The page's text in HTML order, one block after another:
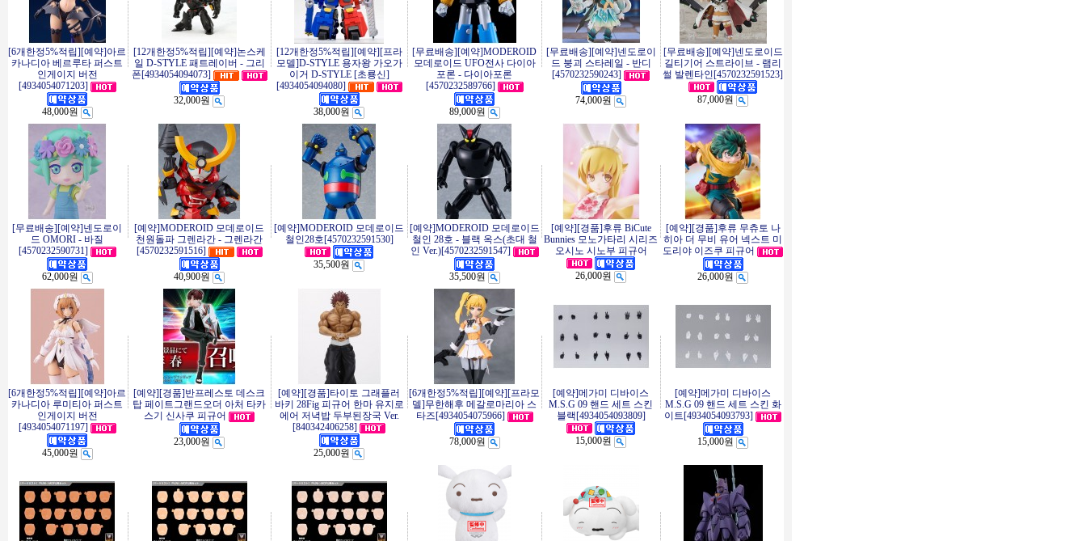
[6개한정5%적립][예약]아르
카나디아 베르루타 퍼스트
인게이지 버전
[4934054071203]
48,000원
[12개한정5%적립][예약]논스케
일 D-STYLE 패트레이버 - 그리
폰[4934054094073]
32,000원
[12개한정5%적립][예약][프라
모델]D-STYLE 용자왕 가오가
이거 D-STYLE [초룡신]
[4934054094080]
38,000원
[무료배송][예약]MODEROID
모데로이드 UFO전사 다이아
포론 - 다이아포론
[4570232589766]
89,000원
[무료배송][예약]넨도로이
드 붕괴 스타레일 - 반디
[4570232590243]
74,000원
[무료배송][예약]넨도로이드
길티기어 스트라이브 - 램리
썰 발렌타인[4570232591523]
87,000원
[무료배송][예약]넨도로이
드 OMORI - 바질
[4570232590731]
62,000원
[예약]MODEROID 모데로이드
천원돌파 그렌라간 - 그렌라간
[4570232591516]
40,900원
[예약]MODEROID 모데로이드
철인28호[4570232591530]
35,500원
[예약]MODEROID 모데로이드
철인 28호 - 블랙 옥스(초대 철
인 Ver.)[4570232591547]
35,500원
[예약][경품]후류 BiCute
Bunnies 모노가타리 시리즈
오시노 시노부 피규어
26,000원
[예약][경품]후류 무츄토 나
히아 더 무비 유어 넥스트 미
도리야 이즈쿠 피규어
26,000원
[6개한정5%적립][예약]아르
카나디아 루미티아 퍼스트
인게이지 버전
[4934054071197]
45,000원
[예약][경품]반프레스토 데스크
탑 페이트그랜드오더 아처 타카
스기 신사쿠 피규어
23,000원
[예약][경품]타이토 그래플러
바키 28Fig 피규어 한마 유지로
에어 저녁밥 두부된장국 Ver.
[840342406258]
25,000원
[6개한정5%적립][예약][프라모
델]무한해후 메갈로마리아 스
타즈[4934054075966]
78,000원
[예약]메가미 디바이스
M.S.G 09 핸드 세트 스킨
블랙[4934054093809]
15,000원
[예약]메가미 디바이스
M.S.G 09 핸드 세트 스킨 화
이트[4934054093793]
15,000원